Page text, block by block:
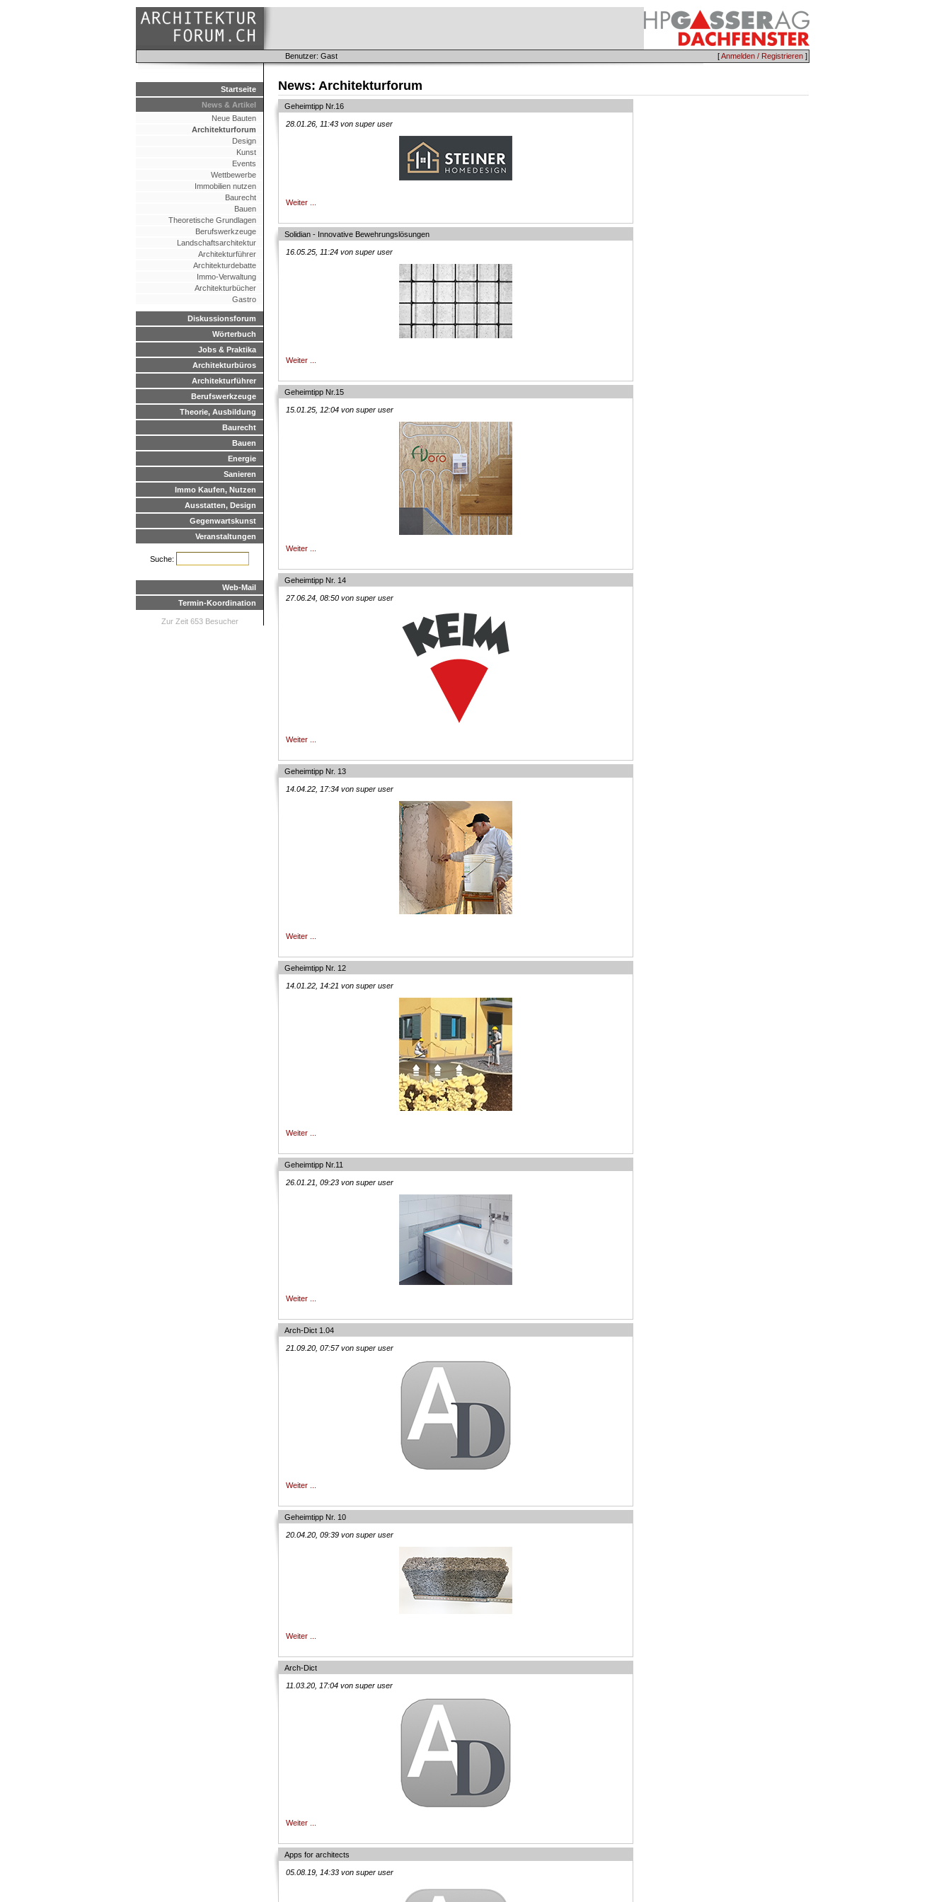
[Anmelden / Registrieren ]
Benutzer: Gast
Startseite
News & Artikel
Neue Bauten
Architekturforum
Design
Kunst
Events
Wettbewerbe
Immobilien nutzen
Baurecht
Bauen
Theoretische Grundlagen
Berufswerkzeuge
Landschaftsarchitektur
Architekturführer
Architekturdebatte
Immo-Verwaltung
Architekturbücher
Gastro
Diskussionsforum
Wörterbuch
Jobs & Praktika
Architekturbüros
Architekturführer
Berufswerkzeuge
Theorie, Ausbildung
Baurecht
Bauen
Energie
Sanieren
Immo Kaufen, Nutzen
Ausstatten, Design
Gegenwartskunst
Veranstaltungen
Suche:
Web-Mail
Termin-Koordination
Zur Zeit 653 Besucher
News: Architekturforum
Geheimtipp Nr.16
28.01.26, 11:43 von super user
Weiter ...
Solidian - Innovative Bewehrungslösungen
16.05.25, 11:24 von super user
Weiter ...
Geheimtipp Nr.15
15.01.25, 12:04 von super user
Weiter ...
Geheimtipp Nr. 14
27.06.24, 08:50 von super user
Weiter ...
Geheimtipp Nr. 13
14.04.22, 17:34 von super user
Weiter ...
Geheimtipp Nr. 12
14.01.22, 14:21 von super user
Weiter ...
Geheimtipp Nr.11
26.01.21, 09:23 von super user
Weiter ...
Arch-Dict 1.04
21.09.20, 07:57 von super user
Weiter ...
Geheimtipp Nr. 10
20.04.20, 09:39 von super user
Weiter ...
Arch-Dict
11.03.20, 17:04 von super user
Weiter ...
Apps for architects
05.08.19, 14:33 von super user